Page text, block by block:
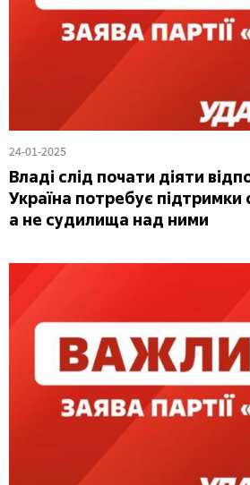
24-01-2025
Владі слід почати діяти
Україна потребує підтримки
а не судилища над ними